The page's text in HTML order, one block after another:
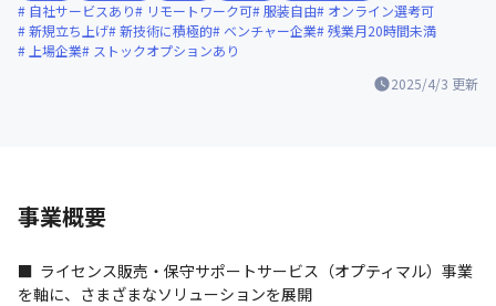
2025/4/3 更新
自社サービスあり
リモートワーク可 服装自由
オンライン選考可
新規立ち上げ 新技術に積極的 ベンチャー企業 残業月20時間未満
上場企業
ストックオプションあり
事業概要
■  ライセンス販売・保守サポートサービス（オプティマル）事業
を軸に、さまざまなソリューションを展開